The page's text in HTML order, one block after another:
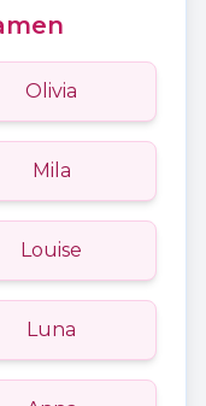
Olivia
Mila
Louise
Luna